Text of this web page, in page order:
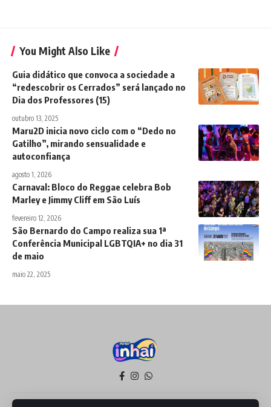
You Might Also Like
Guia didático que convoca a sociedade a
“redescobrir os Cerrados” será lançado no
Dia dos Professores (15)
outubro 13, 2025
Maru2D inicia novo ciclo com o “Dedo no
Gatilho”, mirando sensualidade e
autoconfiança
agosto 1, 2026
Carnaval: Bloco do Reggae celebra Bob
Marley e Jimmy Cliff em São Luís
fevereiro 12, 2026
São Bernardo do Campo realiza sua 1ª
Conferência Municipal LGBTQIA+ no dia 31
de maio
maio 22, 2025